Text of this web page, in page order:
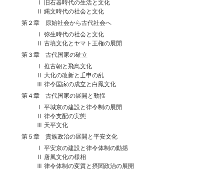
Ⅰ 旧石器時代の生活と文化
Ⅱ 縄文時代の社会と文化
第２章 原始社会から古代社会へ
Ⅰ 弥生時代の社会と文化
Ⅱ 古墳文化とヤマト王権の展開
第３章 古代国家の確立
Ⅰ 推古朝と飛鳥文化
Ⅱ 大化の改新と壬申の乱
Ⅲ 律令国家の成立と白鳳文化
第４章 古代国家の展開と動揺
Ⅰ 平城京の建設と律令制の展開
Ⅱ 律令支配の実態
Ⅲ 天平文化
第５章 貴族政治の展開と平安文化
Ⅰ 平安京の建設と律令体制の動揺
Ⅱ 唐風文化の様相
Ⅲ 律令体制の変質と摂関政治の展開